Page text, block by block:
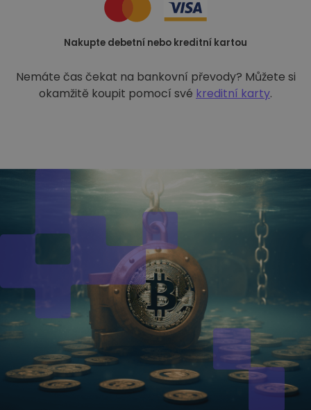
Nakupte debetní nebo kreditní kartou
Nemáte čas čekat na bankovní převody? Můžete si
okamžitě koupit pomocí své kreditní karty.